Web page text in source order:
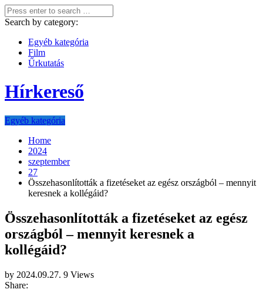
Search by category:
Egyéb kategória
Film
Űrkutatás
Hírkereső
Egyéb kategória
Home
2024
szeptember
27
Összehasonlították a fizetéseket az egész országból – mennyit
keresnek a kollégáid?
Összehasonlították a fizetéseket az egész
országból – mennyit keresnek a
kollégáid?
by 2024.09.27. 9 Views
Share: